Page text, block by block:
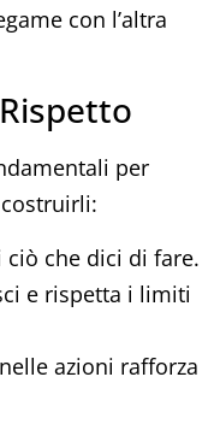
con l’altra
per
ciò che dici di fare.
e rispetta i limiti
azioni rafforza